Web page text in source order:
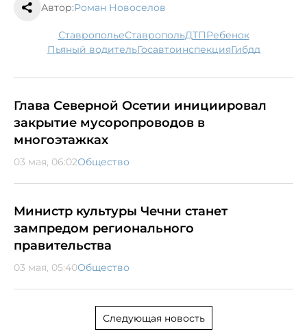
Автор:Роман Новоселов
Ставрополье Ставрополь ДТП
ребенок
пьяный водитель госавтоинспекция гибдд
Глава Северной Осетии инициировал
закрытие мусоропроводов в
многоэтажках
03 мая, 06:02Общество
Министр культуры Чечни станет
зампредом регионального
правительства
03 мая, 05:40Общество
Следующая новость